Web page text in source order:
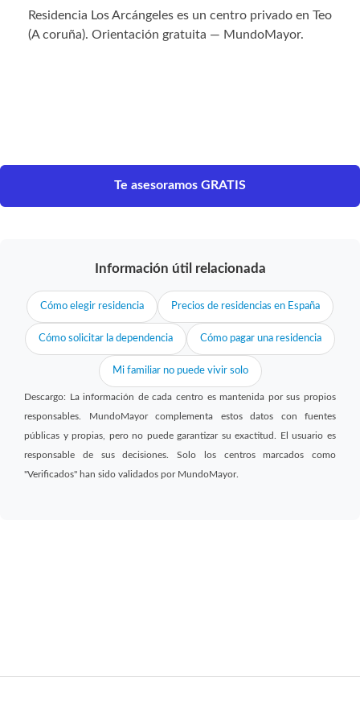
Residencia Los Arcángeles es un centro privado en Teo
(A coruña). Orientación gratuita — MundoMayor.
Te asesoramos GRATIS
Información útil relacionada
Cómo elegir residencia Precios de residencias en España
Cómo solicitar la dependencia Cómo pagar una residencia
Mi familiar no puede vivir solo
Descargo: La información de cada centro es mantenida por sus propios
responsables. MundoMayor complementa estos datos con fuentes
públicas y propias, pero no puede garantizar su exactitud. El usuario es
responsable de sus decisiones. Solo los centros marcados como
"Verificados" han sido validados por MundoMayor.